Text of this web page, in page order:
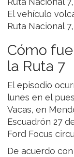
El vehículo
Ruta Nacional
Cómo
la Ruta 7
El episodio
lunes en el
Vacas, en
Escuadrón 27
Ford Focus
De acuerdo